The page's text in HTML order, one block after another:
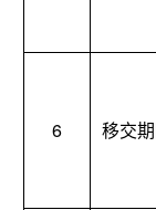
6 移交